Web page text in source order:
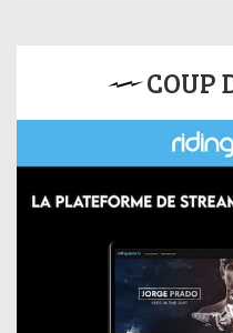
COUP